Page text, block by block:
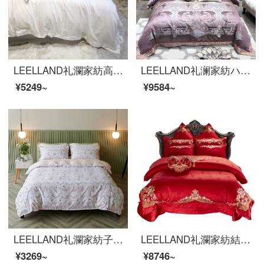
LEELLAND礼瀾家紡高級100本の軽豪華花全綿四点セット5つ星ホテル風豪綿寝具高品質ベッドセットモリス白1.8-2.0メートルベッド/220*240 cm
¥5249~
LEELLAND礼澜家紡ハイエンド100本のオーディションT 500欧式軽奢全綿ジャカードベッド用品四点セットベッド用品セット伊莉莎1.8-22.0メートルベッド/220*240 cm
¥9584~
LEELLAND礼瀾家紡子供用アニメ潮牌デジタルプリント60本の全綿ベッドの上に4つのセットの純綿の高密なサテンのシーツ4つのセットで踊る小さい仙女1.2メートルベッドの3つのセット155*215 cm
¥3269~
LEELLAND礼瀾家紡結婚祝いの真っ赤な100本の綿の花模様を織り交ぜた中国式刺繍の結婚式ベッド用品四点セットの純綿刺繍ベッドセットの花好月円四点セット1.8-210メートルのベッド/220*240 cm
¥8746~